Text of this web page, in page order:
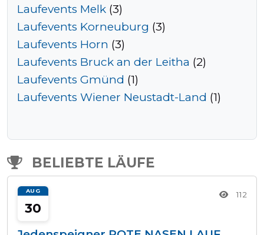
Laufevents Melk (3)
Laufevents Korneuburg (3)
Laufevents Horn (3)
Laufevents Bruck an der Leitha (2)
Laufevents Gmünd (1)
Laufevents Wiener Neustadt-Land (1)
BELIEBTE LÄUFE
AUG
30
112